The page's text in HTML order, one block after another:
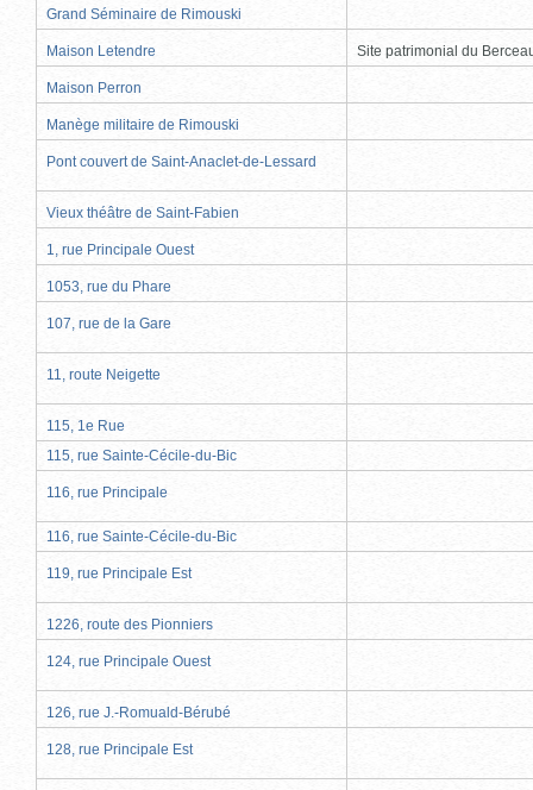
Grand Séminaire de Rimouski
Maison Letendre Site patrimonial du
Maison Perron
Manège militaire de Rimouski
Pont couvert de Saint-Anaclet-de-Lessard
Vieux théâtre de Saint-Fabien
1, rue Principale Ouest
1053, rue du Phare
107, rue de la Gare
11, route Neigette
115, 1e Rue
115, rue Sainte-Cécile-du-Bic
116, rue Principale
116, rue Sainte-Cécile-du-Bic
119, rue Principale Est
1226, route des Pionniers
124, rue Principale Ouest
126, rue J.-Romuald-Bérubé
128, rue Principale Est